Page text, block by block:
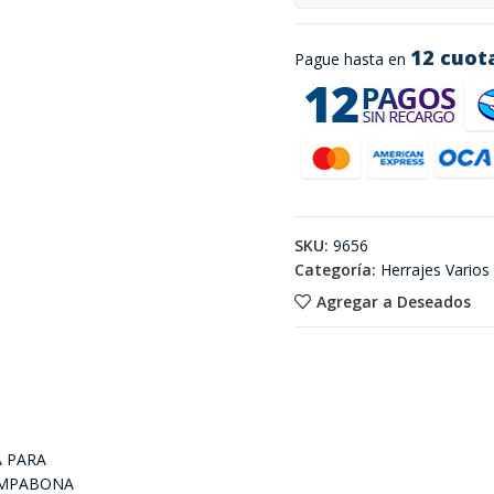
Pague hasta en 12
Agregar a Deseados
SKU: 9656
Categoría: Herrajes Varios